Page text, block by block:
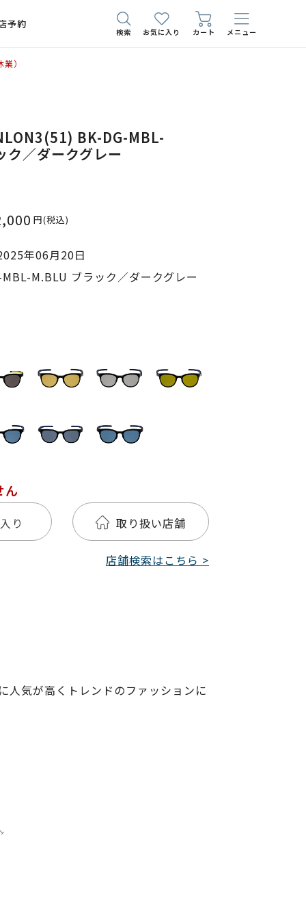
予約
検索 お気に入り カート メニュー
）
BK-DG-MBL-
ク／ダークグレー
円(税込)
年06月20日
M.BLU ブラック／ダークグレー
ん
り 取り扱い店舗
店舗検索はこちら >
人気が高くトレンドのファッションに